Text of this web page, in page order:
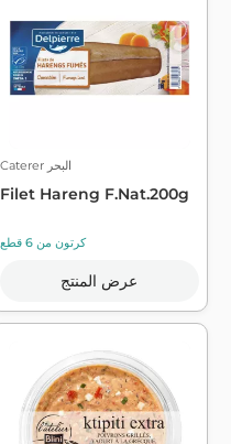
Caterer البحر
Filet Hareng F.Nat.200g
كرتون من 6 قطع
عرض المنتج